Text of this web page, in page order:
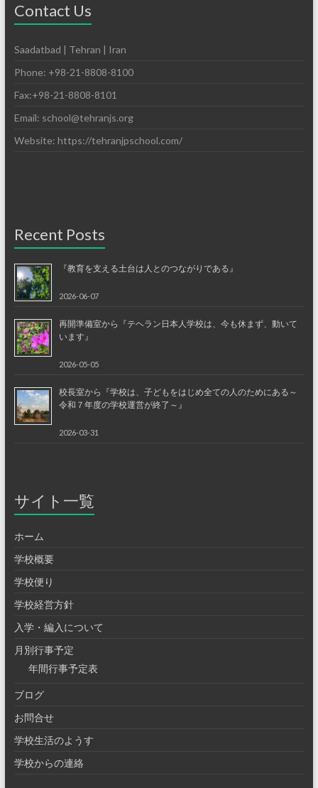
Contact Us
Saadatbad | Tehran | Iran
Phone: +98-21-8808-8100
Fax:+98-21-8808-8101
Email: school@tehranjs.org
Website: https://tehranjpschool.com/
Recent Posts
『教育を支える土台は人とのつながりである』
2026-06-07
再開準備室から『テヘラン日本人学校は、今も休まず、動いて
います』
2026-05-05
校長室から『学校は、子どもをはじめ全ての人のためにある～
令和７年度の学校運営が終了～』
2026-03-31
サイト一覧
ホーム
学校概要
学校便り
学校経営方針
入学・編入について
月別行事予定
年間行事予定表
ブログ
お問合せ
学校生活のようす
学校からの連絡